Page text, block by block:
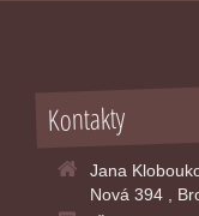
Kontakty
Jana
Nová 394 ,